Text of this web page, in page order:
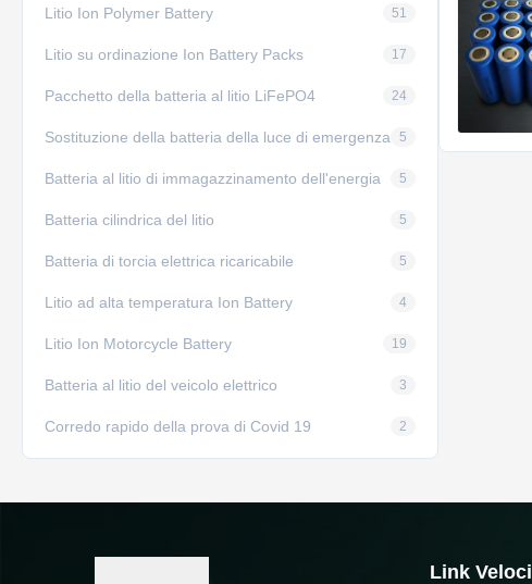
Litio Ion Polymer Battery 51
Litio su ordinazione Ion Battery Packs 17
Pacchetto della batteria al litio LiFePO4 24
Sostituzione della batteria della luce di emergenza 5
Batteria al litio di immagazzinamento dell'energia 5
Batteria cilindrica del litio 5
Batteria di torcia elettrica ricaricabile 5
Litio ad alta temperatura Ion Battery 4
Litio Ion Motorcycle Battery 19
Batteria al litio del veicolo elettrico 3
Corredo rapido della prova di Covid 19 2
Link Veloci